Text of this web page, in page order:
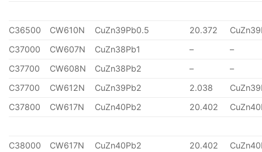
C36500 CW610N CuZn39Pb0.5 20.372
C37000
CW607N CuZn38Pb1 –
–
C37700
CW608N CuZn38Pb2 –
–
C37700
CW612N CuZn39Pb2 2.038
C37800
CW617N CuZn40Pb2 20.402
C38000 CW617N CuZn40Pb2 20.402